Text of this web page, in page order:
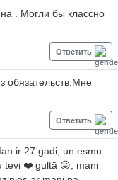
. Могли бы классно
Ответить
обязательств.Мне
Ответить
ir 27 gadi, un esmu
tevi ❤️ gultā 😛, mani